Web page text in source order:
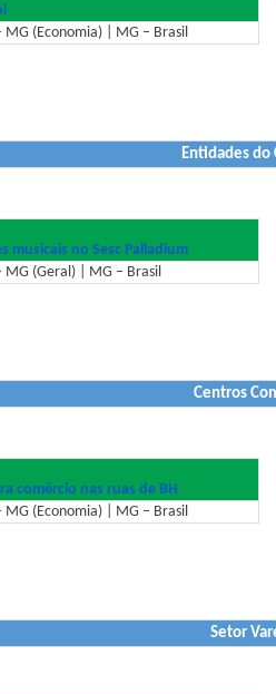
(Economia) | MG – Brasil
Entidades do
musicais no Sesc Palladium
MG (Geral) | MG – Brasil
Centros
comércio nas ruas de BH
MG (Economia) | MG – Brasil
Setor